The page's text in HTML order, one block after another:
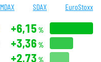
MDAX SDAX EuroStoxx
+6,15 %
+3,36 %
+2,73 %